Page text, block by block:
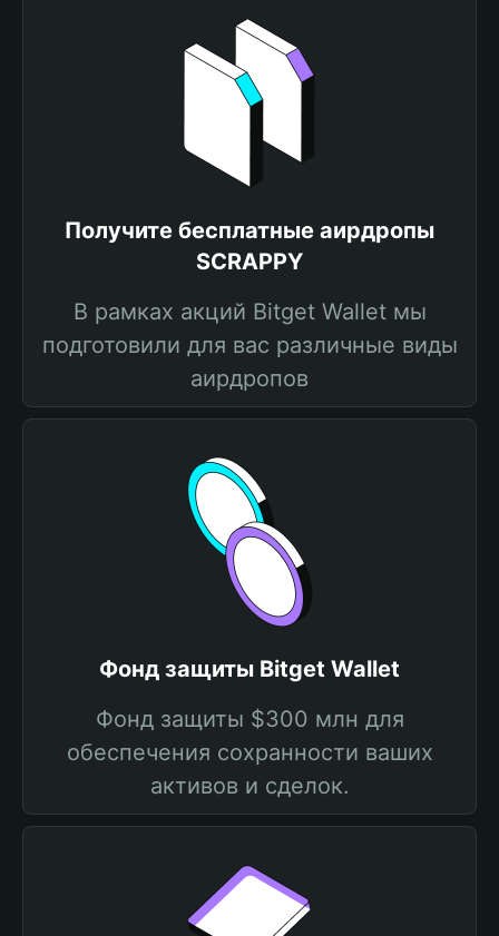
Получите бесплатные аирдропы
SCRAPPY
В рамках акций Bitget Wallet мы
подготовили для вас различные виды
аирдропов
Фонд защиты Bitget Wallet
Фонд защиты $300 млн для
обеспечения сохранности ваших
активов и сделок.